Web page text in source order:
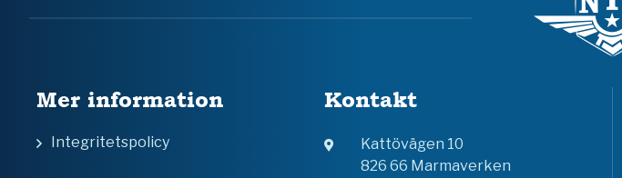
Mer information
Integritetspolicy
Kontakt
Kattövägen 10
826 66 Marmaverken